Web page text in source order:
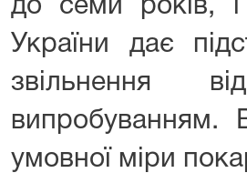
до семи років,
України дає
звільнення
випробуванням.
умовної міри